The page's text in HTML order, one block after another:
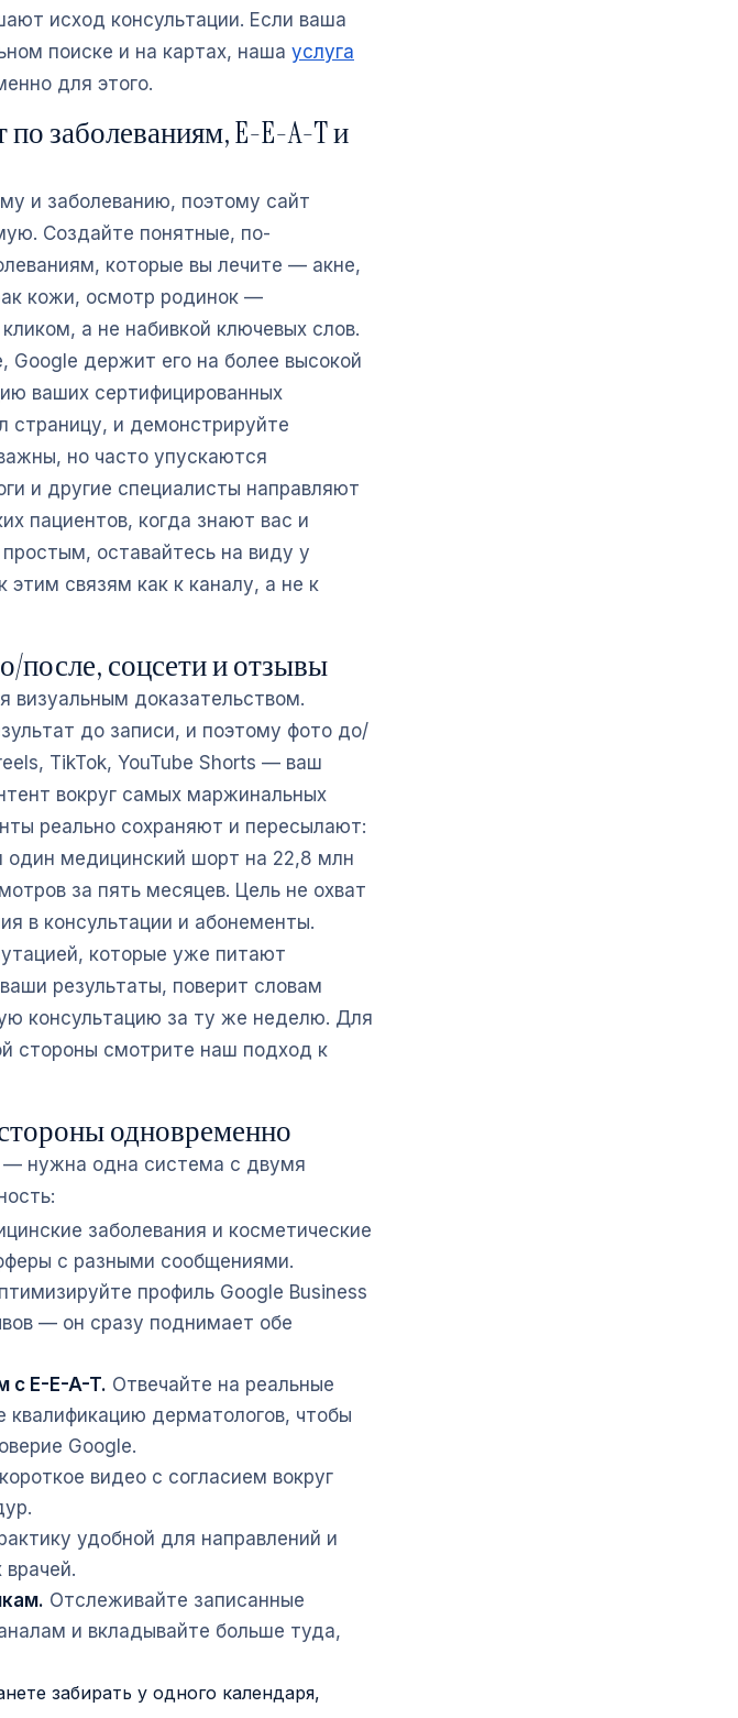
исход консультации. Если ваша
поиске и на картах, наша услуга
для этого.
заболеваниям, E-E-A-T и
и заболеванию, поэтому сайт
Создайте понятные, по-
которые вы лечите — акне,
кожи, осмотр родинок —
а не набивкой ключевых слов.
Google держит его на более высокой
ваших сертифицированных
страницу, и демонстрируйте
но часто упускаются
и другие специалисты направляют
пациентов, когда знают вас и
оставайтесь на виду у
этим связям как к каналу, а не к
после, соцсети и отзывы
визуальным доказательством.
до записи, и поэтому фото до/
TikTok, YouTube Shorts — ваш
вокруг самых маржинальных
реально сохраняют и пересылают:
один медицинский шорт на 22,8 млн
за пять месяцев. Цель не охват
в консультации и абонементы.
которые уже питают
результаты, поверит словам
консультацию за ту же неделю. Для
стороны смотрите наш подход к
одновременно
— нужна одна система с двумя
заболевания и косметические
с разными сообщениями.
профиль Google Business
— он сразу поднимает обе
с E-E-A-T. Отвечайте на реальные
дерматологов, чтобы
Google.
видео с согласием вокруг
удобной для направлений и
Отслеживайте записанные
и вкладывайте больше туда,
забирать у одного календаря,